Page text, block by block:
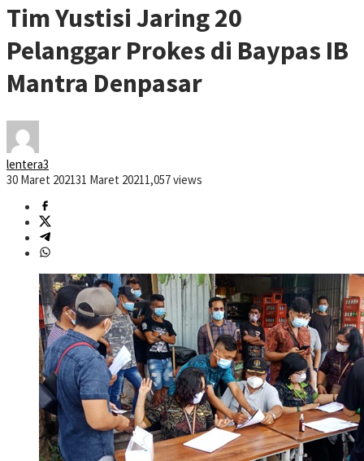
Tim Yustisi Jaring 20
Pelanggar Prokes di Baypas IB
Mantra Denpasar
lentera3
30 Maret 202131 Maret 20211,057 views